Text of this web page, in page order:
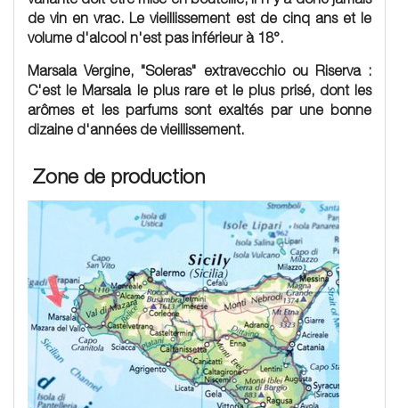
de vin en vrac. Le vieillissement est de cinq ans et le
volume d'alcool n'est pas inférieur à 18°.
Marsala Vergine, "Soleras" extravecchio ou Riserva :
C'est le Marsala le plus rare et le plus prisé, dont les
arômes et les parfums sont exaltés par une bonne
dizaine d'années de vieillissement.
Zone de production